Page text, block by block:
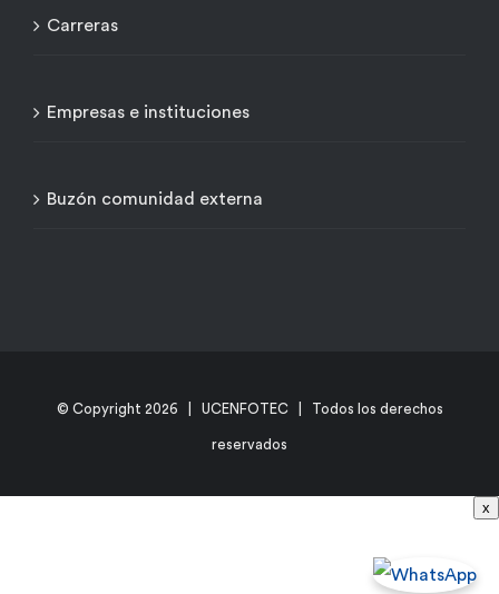
Carreras
Empresas e instituciones
Buzón comunidad externa
© Copyright 2026 | UCENFOTEC | Todos los derechos
reservados
x